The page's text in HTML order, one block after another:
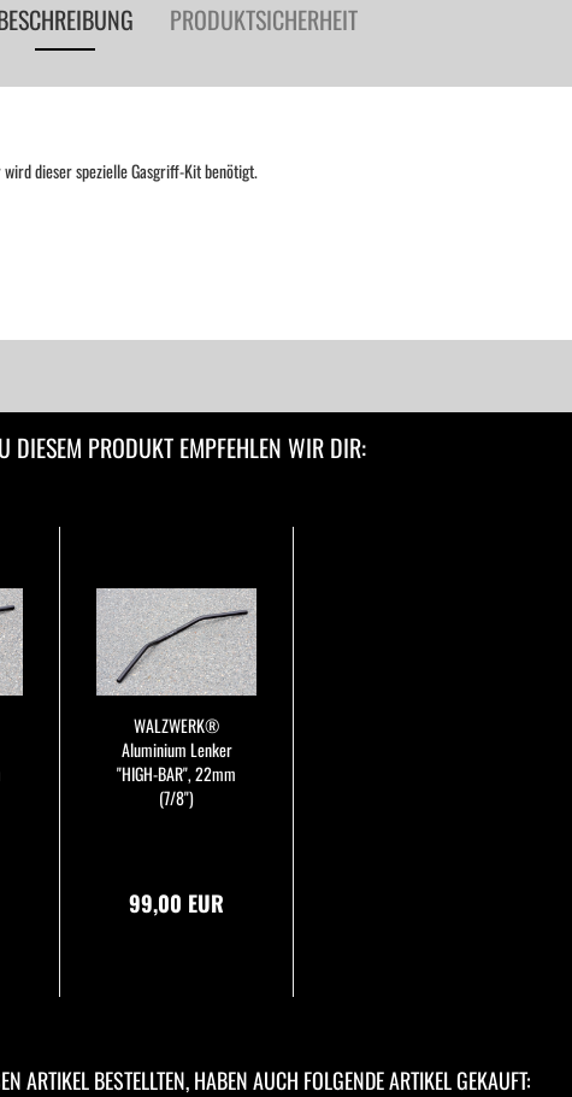
PRODUKTSICHERHEIT
dieser spezielle Gasgriff-Kit benötigt.
DIESEM PRODUKT EMPFEHLEN WIR DIR:
WALZWERK®
Aluminium Lenker
"HIGH-BAR", 22mm
(7/8")
99,00 EUR
ARTIKEL BESTELLTEN, HABEN AUCH FOLGENDE ARTIKEL GEKAUFT: